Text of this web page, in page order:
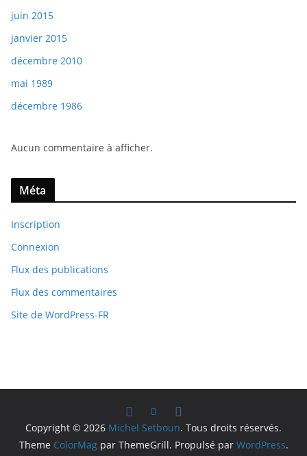
juin 2015
janvier 2015
décembre 2010
mai 1989
décembre 1986
Aucun commentaire à afficher.
Méta
Inscription
Connexion
Flux des publications
Flux des commentaires
Site de WordPress-FR
Copyright © 2026 Michel Setboun. Tous droits réservés.
Theme ColorMagpar ThemeGrill. Propulsé par WordPress.